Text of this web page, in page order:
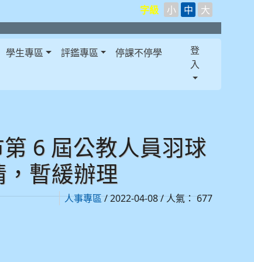
字級 小 中 大
學生專區 評鑑專區 停課不停學
登
入
6 屆公教人員羽球
暫緩辦理
人事專區/ 2022-04-08 / 人氣： 677